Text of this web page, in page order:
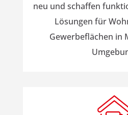
neu und schaffen
Lösungen für
Gewerbeflächen in